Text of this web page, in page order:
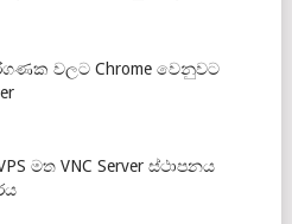
වලට Chrome වෙනුවට
මත VNC Server ස්ථාපනය